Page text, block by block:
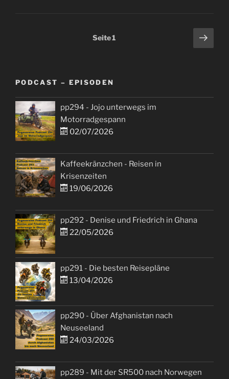
Seitennummerierung
Seite1
PODCAST – EPISODEN
pp294 - Jojo unterwegs im
Motorradgespann
02/07/2026
Kaffeekränzchen - Reisen in
Krisenzeiten
19/06/2026
pp292 - Denise und Friedrich in Ghana
22/05/2026
pp291 - Die besten Reisepläne
13/04/2026
pp290 - Über Afghanistan nach
Neuseeland
24/03/2026
pp289 - Mit der SR500 nach Norwegen